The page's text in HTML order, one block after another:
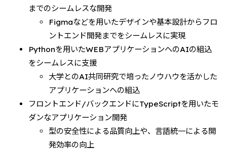
までのシームレスな開発
Figmaなどを用いたデザインや基本設計からフロ
ントエンド開発までをシームレスに実現
Pythonを用いたWEBアプリケーションへのAIの組込
をシームレスに支援
大学とのAI共同研究で培ったノウハウを活かした
アプリケーションへの組込
フロントエンド/バックエンドにTypeScriptを用いたモ
ダンなアプリケーション開発
型の安全性による品質向上や、言語統一による開
発効率の向上